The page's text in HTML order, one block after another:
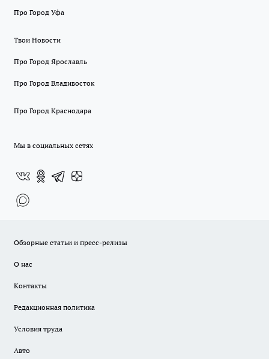
Про Город Уфа
Твои Новости
Про Город Ярославль
Про Город Владивосток
Про Город Краснодара
Мы в социальных сетях
Обзорные статьи и пресс-релизы
О нас
Контакты
Редакционная политика
Условия труда
Авто